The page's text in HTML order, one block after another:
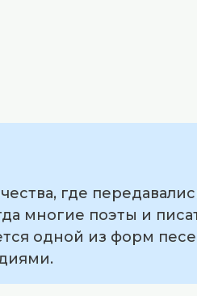
где
многие поэты и
одной из форм